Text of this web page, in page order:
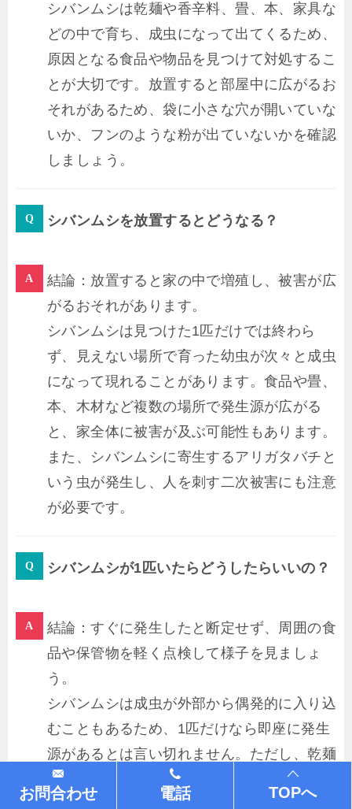
シバンムシは乾麺や香辛料、畳、本、家具な
どの中で育ち、成虫になって出てくるため、
原因となる食品や物品を見つけて対処するこ
とが大切です。放置すると部屋中に広がるお
それがあるため、袋に小さな穴が開いていな
いか、フンのような粉が出ていないかを確認
しましょう。
シバンムシを放置するとどうなる？
結論：放置すると家の中で増殖し、被害が広
がるおそれがあります。
シバンムシは見つけた1匹だけでは終わら
ず、見えない場所で育った幼虫が次々と成虫
になって現れることがあります。食品や畳、
本、木材など複数の場所で発生源が広がる
と、家全体に被害が及ぶ可能性もあります。
また、シバンムシに寄生するアリガタバチと
いう虫が発生し、人を刺す二次被害にも注意
が必要です。
シバンムシが1匹いたらどうしたらいいの？
結論：すぐに発生したと断定せず、周囲の食
品や保管物を軽く点検して様子を見ましょ
う。
シバンムシは成虫が外部から偶発的に入り込
むこともあるため、1匹だけなら即座に発生
源があるとは言い切れません。ただし、乾麺
や香辛料、畳、本などからも発生する虫なの
で、念のため食品棚や保存している備蓄品を
お問合わせ 電話 TOPへ